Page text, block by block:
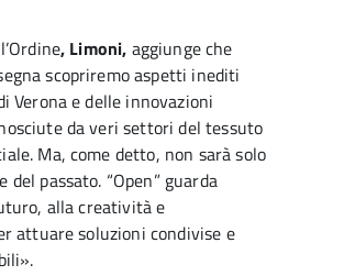
, Limoni, aggiunge che
scopriremo aspetti inediti
Verona e delle innovazioni
da veri settori del tessuto
Ma, come detto, non sarà solo
del passato. “Open” guarda
alla creatività e
attuare soluzioni condivise e